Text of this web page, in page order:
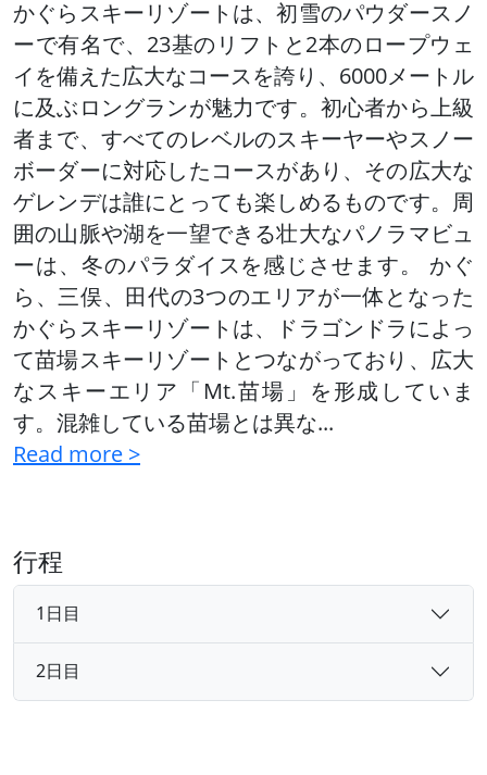
かぐらスキーリゾートは、初雪のパウダースノ
ーで有名で、23基のリフトと2本のロープウェ
イを備えた広大なコースを誇り、6000メートル
に及ぶロングランが魅力です。初心者から上級
者まで、すべてのレベルのスキーヤーやスノー
ボーダーに対応したコースがあり、その広大な
ゲレンデは誰にとっても楽しめるものです。周
囲の山脈や湖を一望できる壮大なパノラマビュ
ーは、冬のパラダイスを感じさせます。 かぐ
ら、三俣、田代の3つのエリアが一体となった
かぐらスキーリゾートは、ドラゴンドラによっ
て苗場スキーリゾートとつながっており、広大
なスキーエリア「Mt.苗場」を形成していま
す。混雑している苗場とは異な...
Read more >
行程
1日目
2日目